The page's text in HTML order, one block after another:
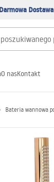
Darmowa Dostawa
O nasKontakt
Bateria wannowa